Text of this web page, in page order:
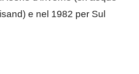
e nel 1982 per Sul